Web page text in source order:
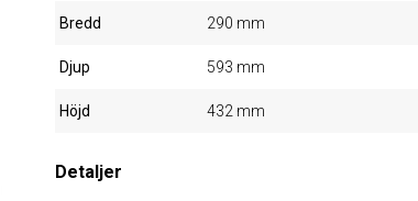
Bredd 290 mm
Djup 593 mm
Höjd 432 mm
Detaljer